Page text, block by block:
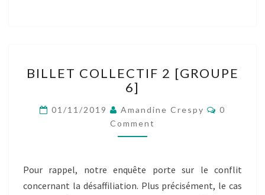
COLLECTIF
2
6]
BILLET COLLECTIF 2 [GROUPE
6]
01/11/2019 Amandine Crespy
0
Comment
Pour rappel, notre enquête porte sur le conflit
concernant la désaffiliation. Plus précisément, le cas